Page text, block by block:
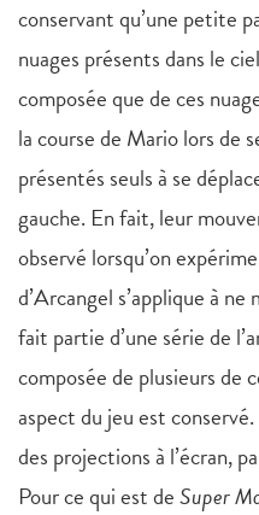
conservant qu’une petite
nuages présents dans le
composée que de ces
la course de Mario lors de
présentés seuls à se
gauche. En fait, leur
observé lorsqu’on
d’Arcangel s’applique à
fait partie d’une série de
composée de plusieurs de
aspect du jeu est
des projections à l’écran,
Pour ce qui est deSuper